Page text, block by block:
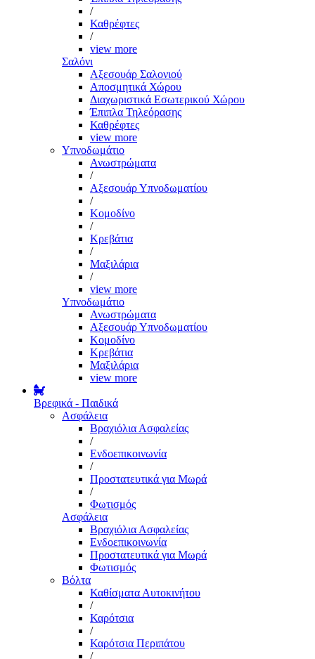
/
Καθρέφτες
/
view more
Σαλόνι
Αξεσουάρ Σαλονιού
Αποσμητικά Χώρου
Διαχωριστικά Εσωτερικού Χώρου
Έπιπλα Τηλεόρασης
Καθρέφτες
view more
Υπνοδωμάτιο
Ανωστρώματα
/
Αξεσουάρ Υπνοδωματίου
/
Κομοδίνο
/
Κρεβάτια
/
Μαξιλάρια
/
view more
Υπνοδωμάτιο
Ανωστρώματα
Αξεσουάρ Υπνοδωματίου
Κομοδίνο
Κρεβάτια
Μαξιλάρια
view more
Βρεφικά - Παιδικά
Ασφάλεια
Βραχιόλια Ασφαλείας
/
Ενδοεπικοινωνία
/
Προστατευτικά για Μωρά
/
Φωτισμός
Ασφάλεια
Βραχιόλια Ασφαλείας
Ενδοεπικοινωνία
Προστατευτικά για Μωρά
Φωτισμός
Βόλτα
Καθίσματα Αυτοκινήτου
/
Καρότσια
/
Καρότσια Περιπάτου
/